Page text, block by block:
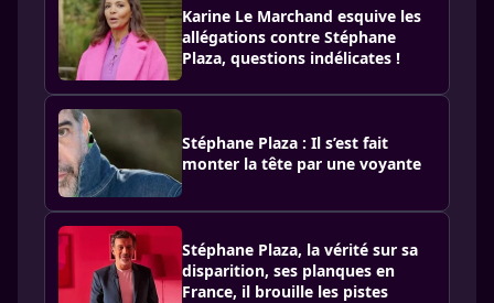
Karine Le Marchand esquive les
allégations contre Stéphane
Plaza, questions indélicates !
Stéphane Plaza : Il s’est fait
monter la tête par une voyante
Stéphane Plaza, la vérité sur sa
disparition, ses planques en
France, il brouille les pistes